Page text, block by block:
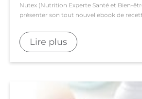
Nutex (Nutrition Experte Santé et Bien-
présenter son tout nouvel ebook de
Lire plus